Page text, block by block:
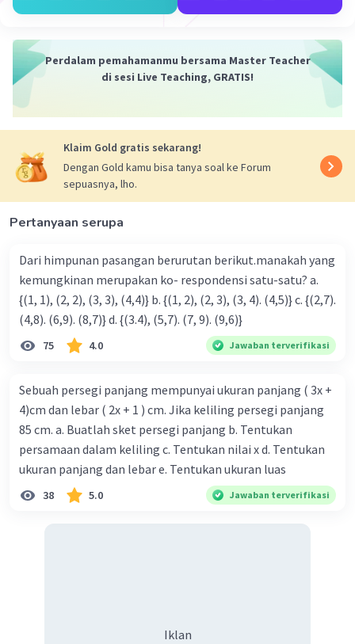
Perdalam pemahamanmu bersama Master Teacher
di sesi Live Teaching, GRATIS!
Klaim Gold gratis sekarang!
Dengan Gold kamu bisa tanya soal ke Forum
sepuasnya, lho.
Pertanyaan serupa
Dari himpunan pasangan berurutan berikut.manakah yang
kemungkinan merupakan ko- respondensi satu-satu? a.
{(1, 1), (2, 2), (3, 3), (4,4)} b. {(1, 2), (2, 3), (3, 4). (4,5)} c. {(2,7).
(4,8). (6,9). (8,7)} d. {(3.4), (5,7). (7, 9). (9,6)}
75 4.0 Jawaban terverifikasi
Sebuah persegi panjang mempunyai ukuran panjang ( 3x +
4)cm dan lebar ( 2x + 1 ) cm. Jika keliling persegi panjang
85 cm. a. Buatlah sket persegi panjang b. Tentukan
persamaan dalam keliling c. Tentukan nilai x d. Tentukan
ukuran panjang dan lebar e. Tentukan ukuran luas
38 5.0 Jawaban terverifikasi
Iklan